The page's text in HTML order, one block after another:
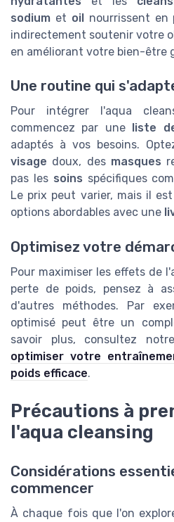
sodium et oilnourrissent en
indirectement soutenir votre
en améliorant votre bien-être
Une routine qui
Pour intégrer l'aqua
commencez par une
liste
adaptés à vos besoins.
visage doux, des masques
pas les soins spécifiques
Le prix peut varier, mais il
options abordables avec une
Optimisez votre
Pour maximiser les effets de
perte de poids, pensez à
d'autres méthodes. Par
optimisé peut être un
savoir plus, consultez
optimiser votre
poids efficace.
Précautions à
l'aqua cleansing
Considérations
commencer
À chaque fois que l'on